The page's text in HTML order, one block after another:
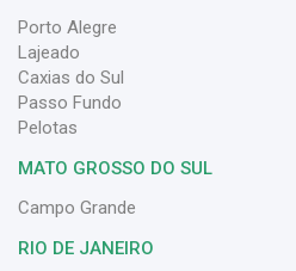
Porto Alegre
Lajeado
Caxias do Sul
Passo Fundo
Pelotas
MATO GROSSO DO SUL
Campo Grande
RIO DE JANEIRO